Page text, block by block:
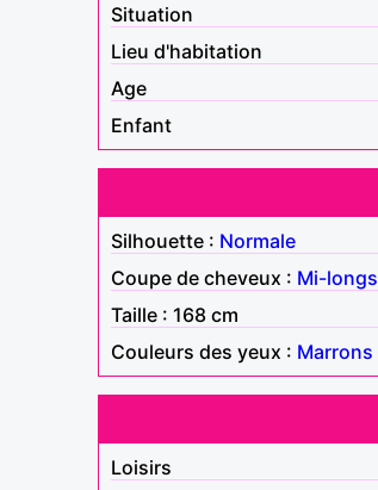
Situation
Lieu d'habitation
Age
Enfant
Silhouette : Normale
Coupe de cheveux : Mi-longs
Taille : 168 cm
Couleurs des yeux : Marrons
Loisirs